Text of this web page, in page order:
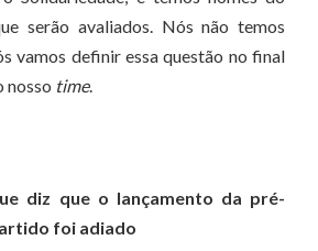
serão avaliados. Nós não temos
vamos definir essa questão no final
nosso time.
diz que o lançamento da pré-
foi adiado